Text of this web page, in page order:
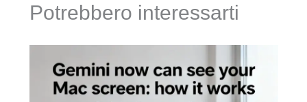
Potrebbero interessarti